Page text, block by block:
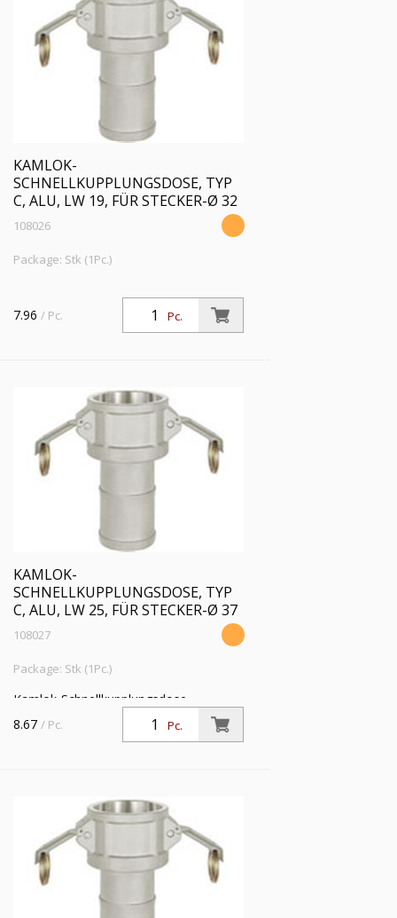
KAMLOK-
SCHNELLKUPPLUNGSDOSE, TYP
C, ALU, LW 19, FÜR STECKER-Ø 32
108026
Package: Stk (1Pc.)
Pc.
7.96 / Pc.
KAMLOK-
SCHNELLKUPPLUNGSDOSE, TYP
C, ALU, LW 25, FÜR STECKER-Ø 37
108027
Package: Stk (1Pc.)
Kamlok-Schnellkupplungsdose,
Schlauchstutzen, Typ C, Alu, Schlauch
LW 25, für Stecker-Ø 37 mm, PN max.
Pc.
8.67 / Pc.